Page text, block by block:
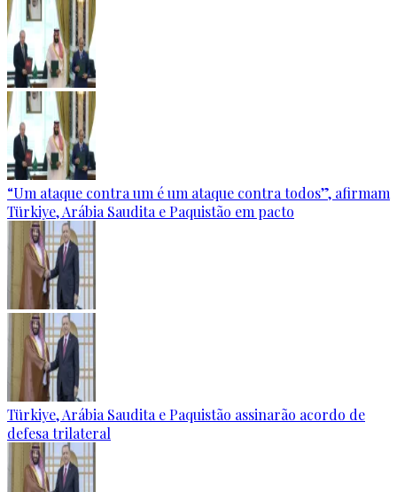
“Um ataque contra um é um ataque contra todos”, afirmam
Türkiye, Arábia Saudita e Paquistão em pacto
Türkiye, Arábia Saudita e Paquistão assinarão acordo de
defesa trilateral